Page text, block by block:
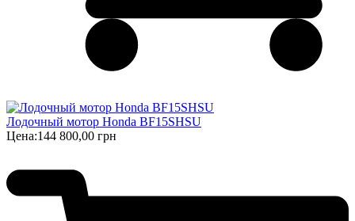
Лодочный мотор Honda BF15SHSU
Цена:144 800,00 грн